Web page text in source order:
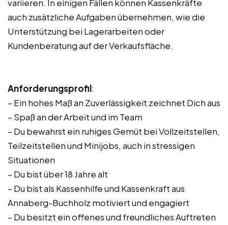
variieren. In einigen Fällen können Kassenkräfte
auch zusätzliche Aufgaben übernehmen, wie die
Unterstützung bei Lagerarbeiten oder
Kundenberatung auf der Verkaufsfläche.
Anforderungsprofil:
– Ein hohes Maß an Zuverlässigkeit zeichnet Dich aus
– Spaß an der Arbeit und im Team
– Du bewahrst ein ruhiges Gemüt bei Vollzeitstellen,
Teilzeitstellen und Minijobs, auch in stressigen
Situationen
– Du bist über 18 Jahre alt
– Du bist als Kassenhilfe und Kassenkraft aus
Annaberg-Buchholz motiviert und engagiert
– Du besitzt ein offenes und freundliches Auftreten